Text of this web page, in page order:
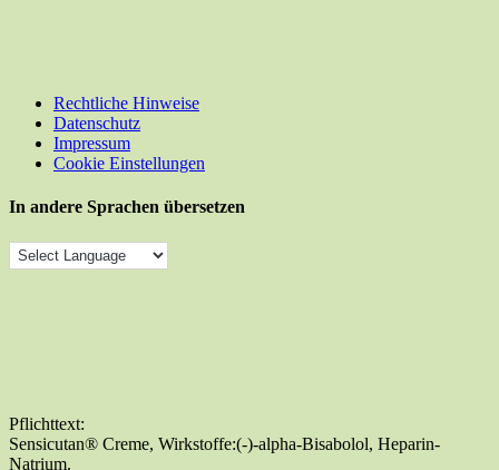
Rechtliche Hinweise
Datenschutz
Impressum
Cookie Einstellungen
In andere Sprachen übersetzen
Pflichttext:
Sensicutan® Creme, Wirkstoffe:(-)-alpha-Bisabolol, Heparin-
Natrium.